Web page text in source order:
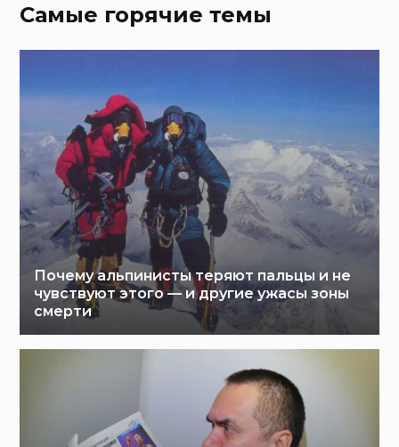
Самые горячие темы
Почему альпинисты теряют пальцы и не
чувствуют этого — и другие ужасы зоны
смерти